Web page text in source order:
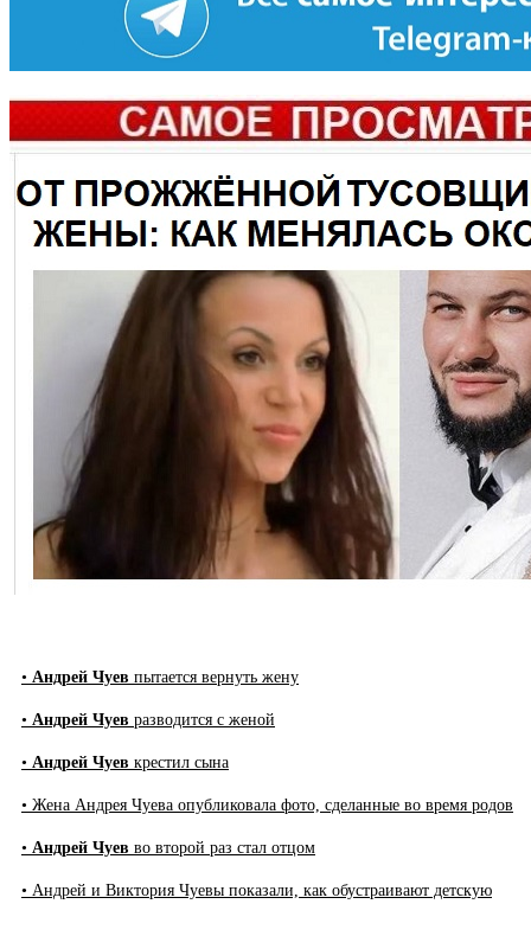
• Андрей Чуев пытается вернуть жену
• Андрей Чуев разводится с женой
• Андрей Чуев крестил сына
• Жена Андрея Чуева опубликовала фото, сделанные во время родов
• Андрей Чуев во второй раз стал отцом
• Андрей и Виктория Чуевы показали, как обустраивают детскую